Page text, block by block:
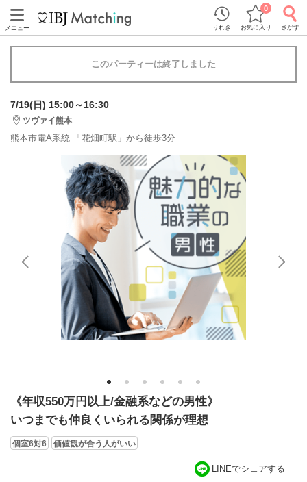
メニュー りれき お気に入り
0
さがす
このパーティーは終了しました
7/19(日) 15:00～16:30
ツヴァイ熊本
熊本市電A系統 「花畑町駅」から徒歩3分
1 2 3 4 5 6
《年収550万円以上/金融系などの男性》
いつまでも仲良くいられる関係が理想
個室6対6 価値観が合う人がいい
LINEでシェアする